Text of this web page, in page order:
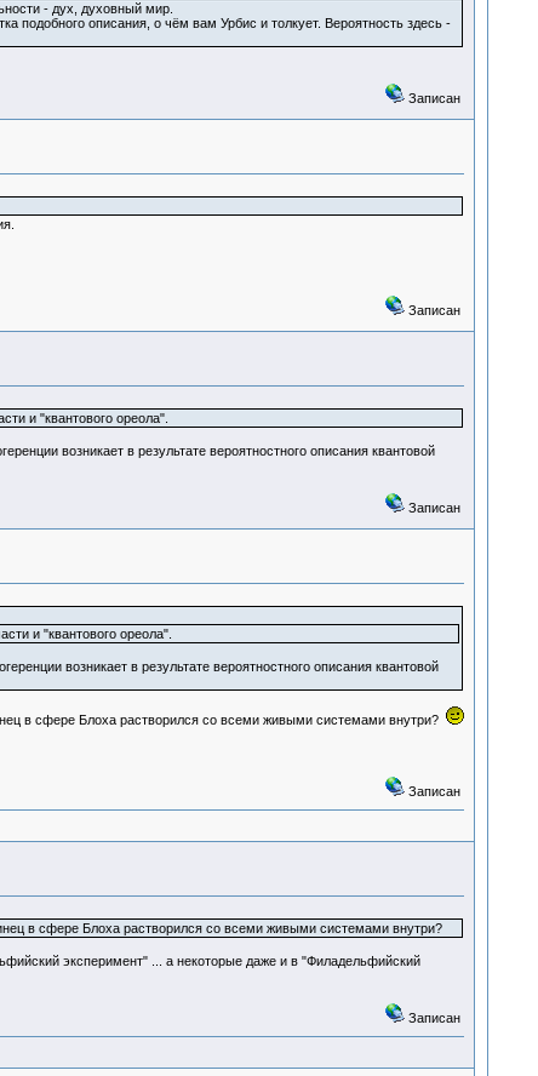
- дух, духовный мир.
подобного описания, о чём вам Урбис и толкует. Вероятность здесь -
Записан
Записан
и "квантового ореола".
возникает в результате вероятностного описания квантовой
Записан
и "квантового ореола".
возникает в результате вероятностного описания квантовой
в сфере Блоха растворился со всеми живыми системами внутри?
Записан
в сфере Блоха растворился со всеми живыми системами внутри?
эксперимент" ... а некоторые даже и в "Филадельфийский
Записан